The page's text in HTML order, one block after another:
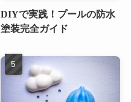
DIYで実践！プールの防水
塗装完全ガイド